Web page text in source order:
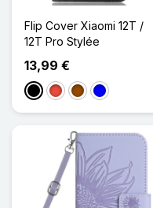
Flip Cover Xiaomi 12T /
12T Pro Stylée
13,99 €
NoirRougeMarron
Bleu